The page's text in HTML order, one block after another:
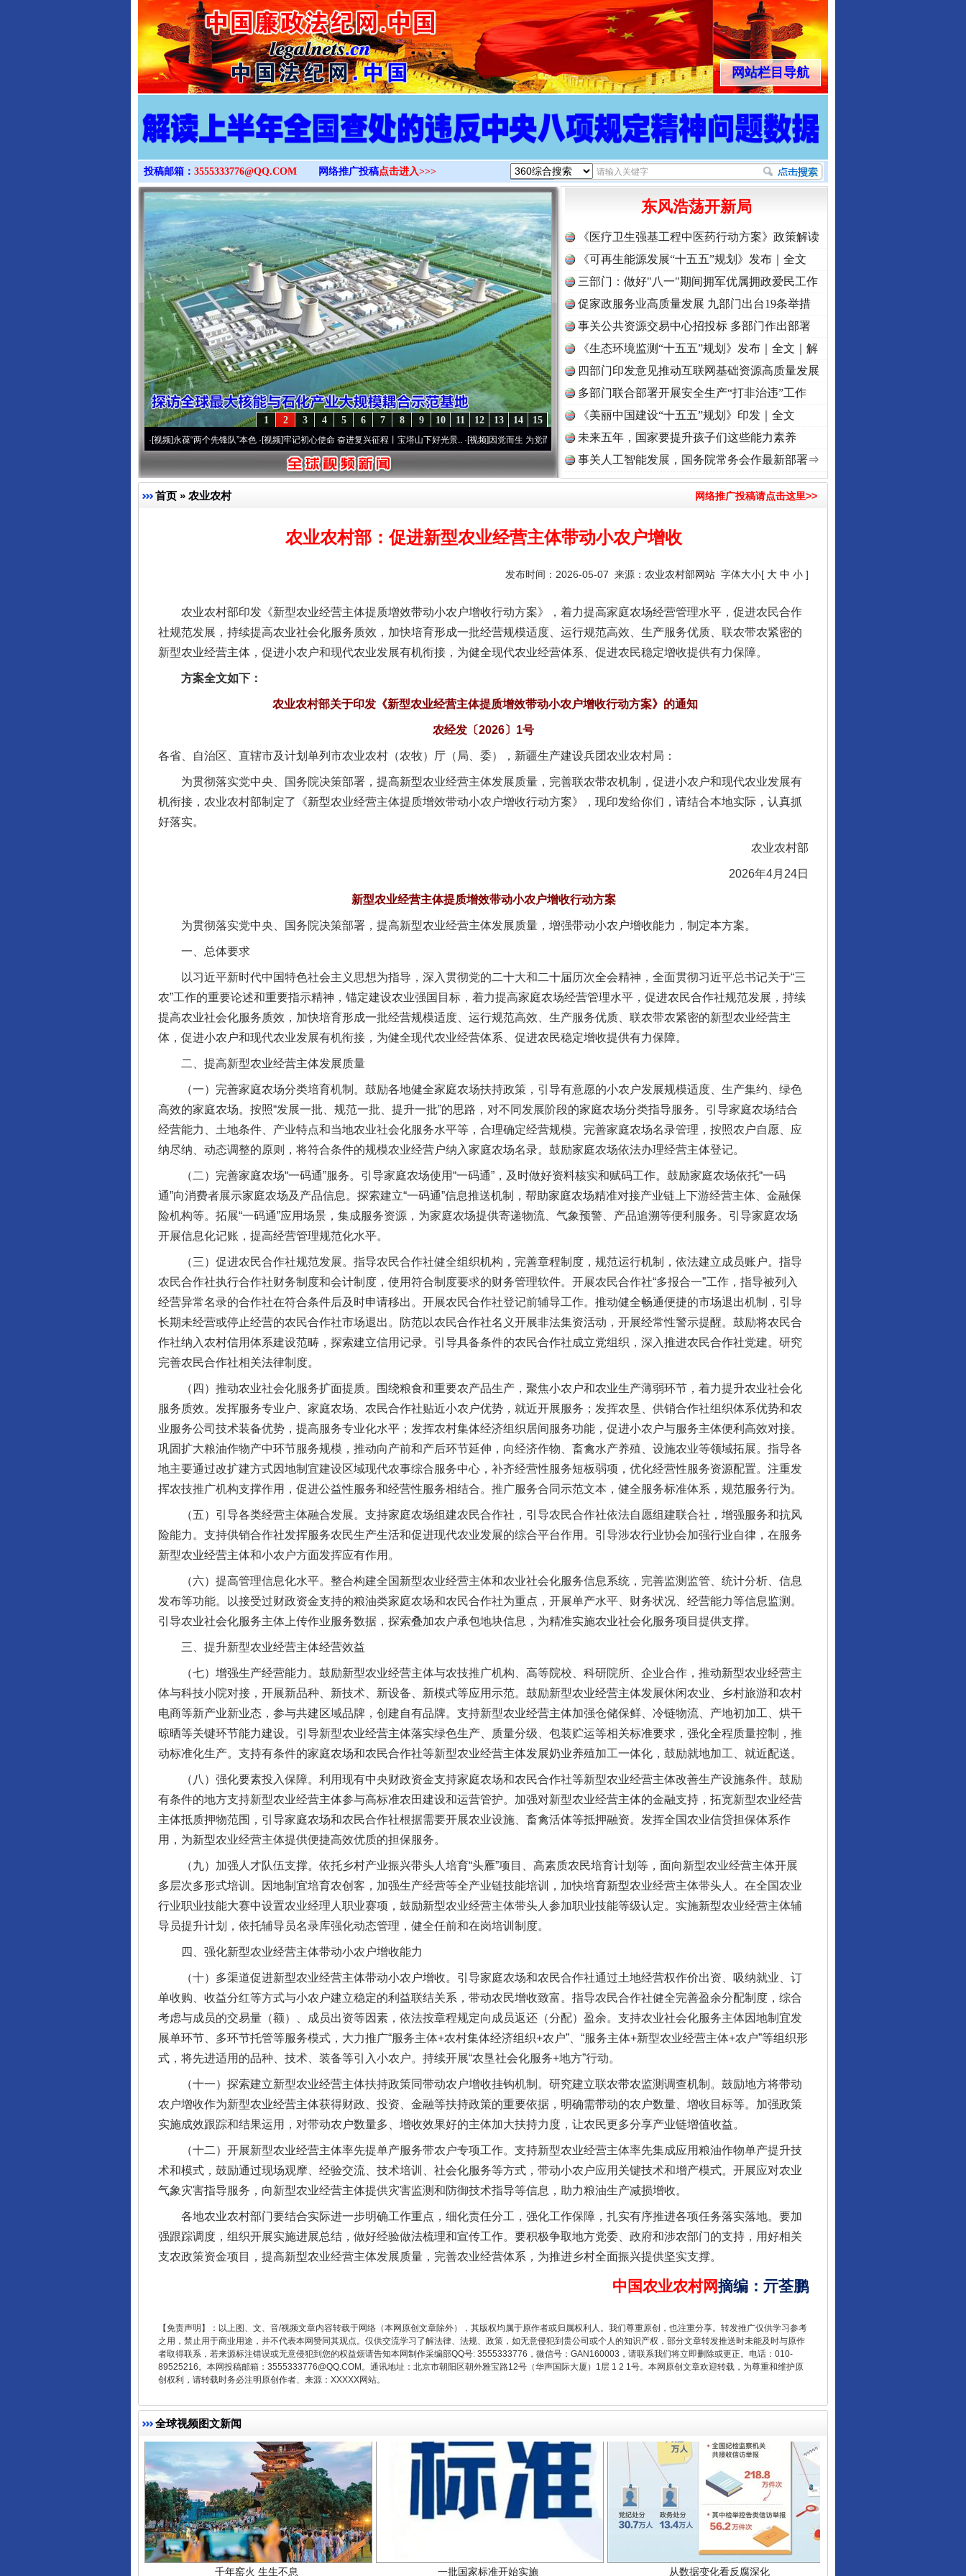
>
网站栏目导航
投稿邮箱： 3555333776@QQ.COM 网络推广投稿点击进入>>>
15
14
13
12
11
10
9
8
7
6
5
4
3
2
1
永葆“两个先锋队”本色·[视频]牢记初心使命 奋进复兴征程丨宝塔山下好光景..·[视频]因党而生 为党而战——百年“纪”事⑧加强纪律..·[视频]牢记初心使命 奋进复兴征程丨“转折之城”激荡..
东风浩荡开新局
《医疗卫生强基工程中医药行动方案》政策解读
《可再生能源发展“十五五”规划》发布｜全文
三部门：做好"八一"期间拥军优属拥政爱民工作
促家政服务业高质量发展 九部门出台19条举措
事关公共资源交易中心招投标 多部门作出部署
《生态环境监测“十五五”规划》发布｜全文｜解
读
四部门印发意见推动互联网基础资源高质量发展
多部门联合部署开展安全生产“打非治违”工作
《美丽中国建设“十五五”规划》印发｜全文
未来五年，国家要提升孩子们这些能力素养
事关人工智能发展，国务院常务会作最新部署⇒
首页 » 农业农村 网络推广投稿请点击这里>>
农业农村部：促进新型农业经营主体带动小农户增收
发布时间：2026-05-07 来源： 农业农村部网站 字体大小[ 大 中 小 ]
农业农村部印发《新型农业经营主体提质增效带动小农户增收行动方案》，着力提高家庭农场经营管理水平，促进农民合作
社规范发展，持续提高农业社会化服务质效，加快培育形成一批经营规模适度、运行规范高效、生产服务优质、联农带农紧密的
新型农业经营主体，促进小农户和现代农业发展有机衔接，为健全现代农业经营体系、促进农民稳定增收提供有力保障。
方案全文如下：
农业农村部关于印发《新型农业经营主体提质增效带动小农户增收行动方案》的通知
农经发〔2026〕1号
各省、自治区、直辖市及计划单列市农业农村（农牧）厅（局、委），新疆生产建设兵团农业农村局：
为贯彻落实党中央、国务院决策部署，提高新型农业经营主体发展质量，完善联农带农机制，促进小农户和现代农业发展有
机衔接，农业农村部制定了《新型农业经营主体提质增效带动小农户增收行动方案》，现印发给你们，请结合本地实际，认真抓
好落实。
农业农村部
2026年4月24日
新型农业经营主体提质增效带动小农户增收行动方案
为贯彻落实党中央、国务院决策部署，提高新型农业经营主体发展质量，增强带动小农户增收能力，制定本方案。
一、总体要求
以习近平新时代中国特色社会主义思想为指导，深入贯彻党的二十大和二十届历次全会精神，全面贯彻习近平总书记关于“三
农”工作的重要论述和重要指示精神，锚定建设农业强国目标，着力提高家庭农场经营管理水平，促进农民合作社规范发展，持续
提高农业社会化服务质效，加快培育形成一批经营规模适度、运行规范高效、生产服务优质、联农带农紧密的新型农业经营主
体，促进小农户和现代农业发展有机衔接，为健全现代农业经营体系、促进农民稳定增收提供有力保障。
二、提高新型农业经营主体发展质量
（一）完善家庭农场分类培育机制。鼓励各地健全家庭农场扶持政策，引导有意愿的小农户发展规模适度、生产集约、绿色
高效的家庭农场。按照“发展一批、规范一批、提升一批”的思路，对不同发展阶段的家庭农场分类指导服务。引导家庭农场结合
经营能力、土地条件、产业特点和当地农业社会化服务水平等，合理确定经营规模。完善家庭农场名录管理，按照农户自愿、应
纳尽纳、动态调整的原则，将符合条件的规模农业经营户纳入家庭农场名录。鼓励家庭农场依法办理经营主体登记。
（二）完善家庭农场“一码通”服务。引导家庭农场使用“一码通”，及时做好资料核实和赋码工作。鼓励家庭农场依托“一码
通”向消费者展示家庭农场及产品信息。探索建立“一码通”信息推送机制，帮助家庭农场精准对接产业链上下游经营主体、金融保
险机构等。拓展“一码通”应用场景，集成服务资源，为家庭农场提供寄递物流、气象预警、产品追溯等便利服务。引导家庭农场
开展信息化记账，提高经营管理规范化水平。
（三）促进农民合作社规范发展。指导农民合作社健全组织机构，完善章程制度，规范运行机制，依法建立成员账户。指导
农民合作社执行合作社财务制度和会计制度，使用符合制度要求的财务管理软件。开展农民合作社“多报合一”工作，指导被列入
经营异常名录的合作社在符合条件后及时申请移出。开展农民合作社登记前辅导工作。推动健全畅通便捷的市场退出机制，引导
长期未经营或停止经营的农民合作社市场退出。防范以农民合作社名义开展非法集资活动，开展经常性警示提醒。鼓励将农民合
作社纳入农村信用体系建设范畴，探索建立信用记录。引导具备条件的农民合作社成立党组织，深入推进农民合作社党建。研究
完善农民合作社相关法律制度。
（四）推动农业社会化服务扩面提质。围绕粮食和重要农产品生产，聚焦小农户和农业生产薄弱环节，着力提升农业社会化
服务质效。发挥服务专业户、家庭农场、农民合作社贴近小农户优势，就近开展服务；发挥农垦、供销合作社组织体系优势和农
业服务公司技术装备优势，提高服务专业化水平；发挥农村集体经济组织居间服务功能，促进小农户与服务主体便利高效对接。
巩固扩大粮油作物产中环节服务规模，推动向产前和产后环节延伸，向经济作物、畜禽水产养殖、设施农业等领域拓展。指导各
地主要通过改扩建方式因地制宜建设区域现代农事综合服务中心，补齐经营性服务短板弱项，优化经营性服务资源配置。注重发
挥农技推广机构支撑作用，促进公益性服务和经营性服务相结合。推广服务合同示范文本，健全服务标准体系，规范服务行为。
（五）引导各类经营主体融合发展。支持家庭农场组建农民合作社，引导农民合作社依法自愿组建联合社，增强服务和抗风
险能力。支持供销合作社发挥服务农民生产生活和促进现代农业发展的综合平台作用。引导涉农行业协会加强行业自律，在服务
新型农业经营主体和小农户方面发挥应有作用。
（六）提高管理信息化水平。整合构建全国新型农业经营主体和农业社会化服务信息系统，完善监测监管、统计分析、信息
发布等功能。以接受过财政资金支持的粮油类家庭农场和农民合作社为重点，开展单产水平、财务状况、经营能力等信息监测。
引导农业社会化服务主体上传作业服务数据，探索叠加农户承包地块信息，为精准实施农业社会化服务项目提供支撑。
三、提升新型农业经营主体经营效益
（七）增强生产经营能力。鼓励新型农业经营主体与农技推广机构、高等院校、科研院所、企业合作，推动新型农业经营主
体与科技小院对接，开展新品种、新技术、新设备、新模式等应用示范。鼓励新型农业经营主体发展休闲农业、乡村旅游和农村
电商等新产业新业态，参与共建区域品牌，创建自有品牌。支持新型农业经营主体加强仓储保鲜、冷链物流、产地初加工、烘干
晾晒等关键环节能力建设。引导新型农业经营主体落实绿色生产、质量分级、包装贮运等相关标准要求，强化全程质量控制，推
动标准化生产。支持有条件的家庭农场和农民合作社等新型农业经营主体发展奶业养殖加工一体化，鼓励就地加工、就近配送。
（八）强化要素投入保障。利用现有中央财政资金支持家庭农场和农民合作社等新型农业经营主体改善生产设施条件。鼓励
有条件的地方支持新型农业经营主体参与高标准农田建设和运营管护。加强对新型农业经营主体的金融支持，拓宽新型农业经营
主体抵质押物范围，引导家庭农场和农民合作社根据需要开展农业设施、畜禽活体等抵押融资。发挥全国农业信贷担保体系作
用，为新型农业经营主体提供便捷高效优质的担保服务。
（九）加强人才队伍支撑。依托乡村产业振兴带头人培育“头雁”项目、高素质农民培育计划等，面向新型农业经营主体开展
多层次多形式培训。因地制宜培育农创客，加强生产经营等全产业链技能培训，加快培育新型农业经营主体带头人。在全国农业
行业职业技能大赛中设置农业经理人职业赛项，鼓励新型农业经营主体带头人参加职业技能等级认定。实施新型农业经营主体辅
导员提升计划，依托辅导员名录库强化动态管理，健全任前和在岗培训制度。
四、强化新型农业经营主体带动小农户增收能力
（十）多渠道促进新型农业经营主体带动小农户增收。引导家庭农场和农民合作社通过土地经营权作价出资、吸纳就业、订
单收购、收益分红等方式与小农户建立稳定的利益联结关系，带动农民增收致富。指导农民合作社健全完善盈余分配制度，综合
考虑与成员的交易量（额）、成员出资等因素，依法按章程规定向成员返还（分配）盈余。支持农业社会化服务主体因地制宜发
展单环节、多环节托管等服务模式，大力推广“服务主体+农村集体经济组织+农户”、“服务主体+新型农业经营主体+农户”等组织形
式，将先进适用的品种、技术、装备等引入小农户。持续开展“农垦社会化服务+地方”行动。
（十一）探索建立新型农业经营主体扶持政策同带动农户增收挂钩机制。研究建立联农带农监测调查机制。鼓励地方将带动
农户增收作为新型农业经营主体获得财政、投资、金融等扶持政策的重要依据，明确需带动的农户数量、增收目标等。加强政策
实施成效跟踪和结果运用，对带动农户数量多、增收效果好的主体加大扶持力度，让农民更多分享产业链增值收益。
（十二）开展新型农业经营主体率先提单产服务带农户专项工作。支持新型农业经营主体率先集成应用粮油作物单产提升技
术和模式，鼓励通过现场观摩、经验交流、技术培训、社会化服务等方式，带动小农户应用关键技术和增产模式。开展应对农业
气象灾害指导服务，向新型农业经营主体提供灾害监测和防御技术指导等信息，助力粮油生产减损增收。
各地农业农村部门要结合实际进一步明确工作重点，细化责任分工，强化工作保障，扎实有序推进各项任务落实落地。要加
强跟踪调度，组织开展实施进展总结，做好经验做法梳理和宣传工作。要积极争取地方党委、政府和涉农部门的支持，用好相关
支农政策资金项目，提高新型农业经营主体发展质量，完善农业经营体系，为推进乡村全面振兴提供坚实支撑。
中国农业农村网摘编 ： 亓荃鹏
【免责声明】：以上图、文、音/视频文章内容转载于网络（本网原创文章除外），其版权均属于原作者或归属权利人。我们尊重原创，也注重分享。转发推广仅供学习参考
之用，禁止用于商业用途，并不代表本网赞同其观点。仅供交流学习了解法律、法规、政策，如无意侵犯到贵公司或个人的知识产权，部分文章转发推送时未能及时与原作
者取得联系，若来源标注错误或无意侵犯到您的权益烦请告知本网制作采编部QQ号: 3555333776，微信号：GAN160003，请联系我们将立即删除或更正。电话：010-
89525216。本网投稿邮箱：3555333776@QQ.COM。通讯地址：北京市朝阳区朝外雅宝路12号（华声国际大厦）1层 1 2 1号。本网原创文章欢迎转载，为尊重和维护原
创权利，请转载时务必注明原创作者、来源：XXXXX网站。
全球视频图文新闻
完善运行机制助力责任有效落实 一纸欠条伤亲情 巡回调解促和解.. 行业协会接连发公告
让核能赋能千行百业
千年窑火 生生不息 一批国家标准开始实施 从数据变化看反腐深化